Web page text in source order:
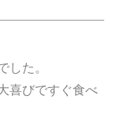
した。
喜びですぐ食べ